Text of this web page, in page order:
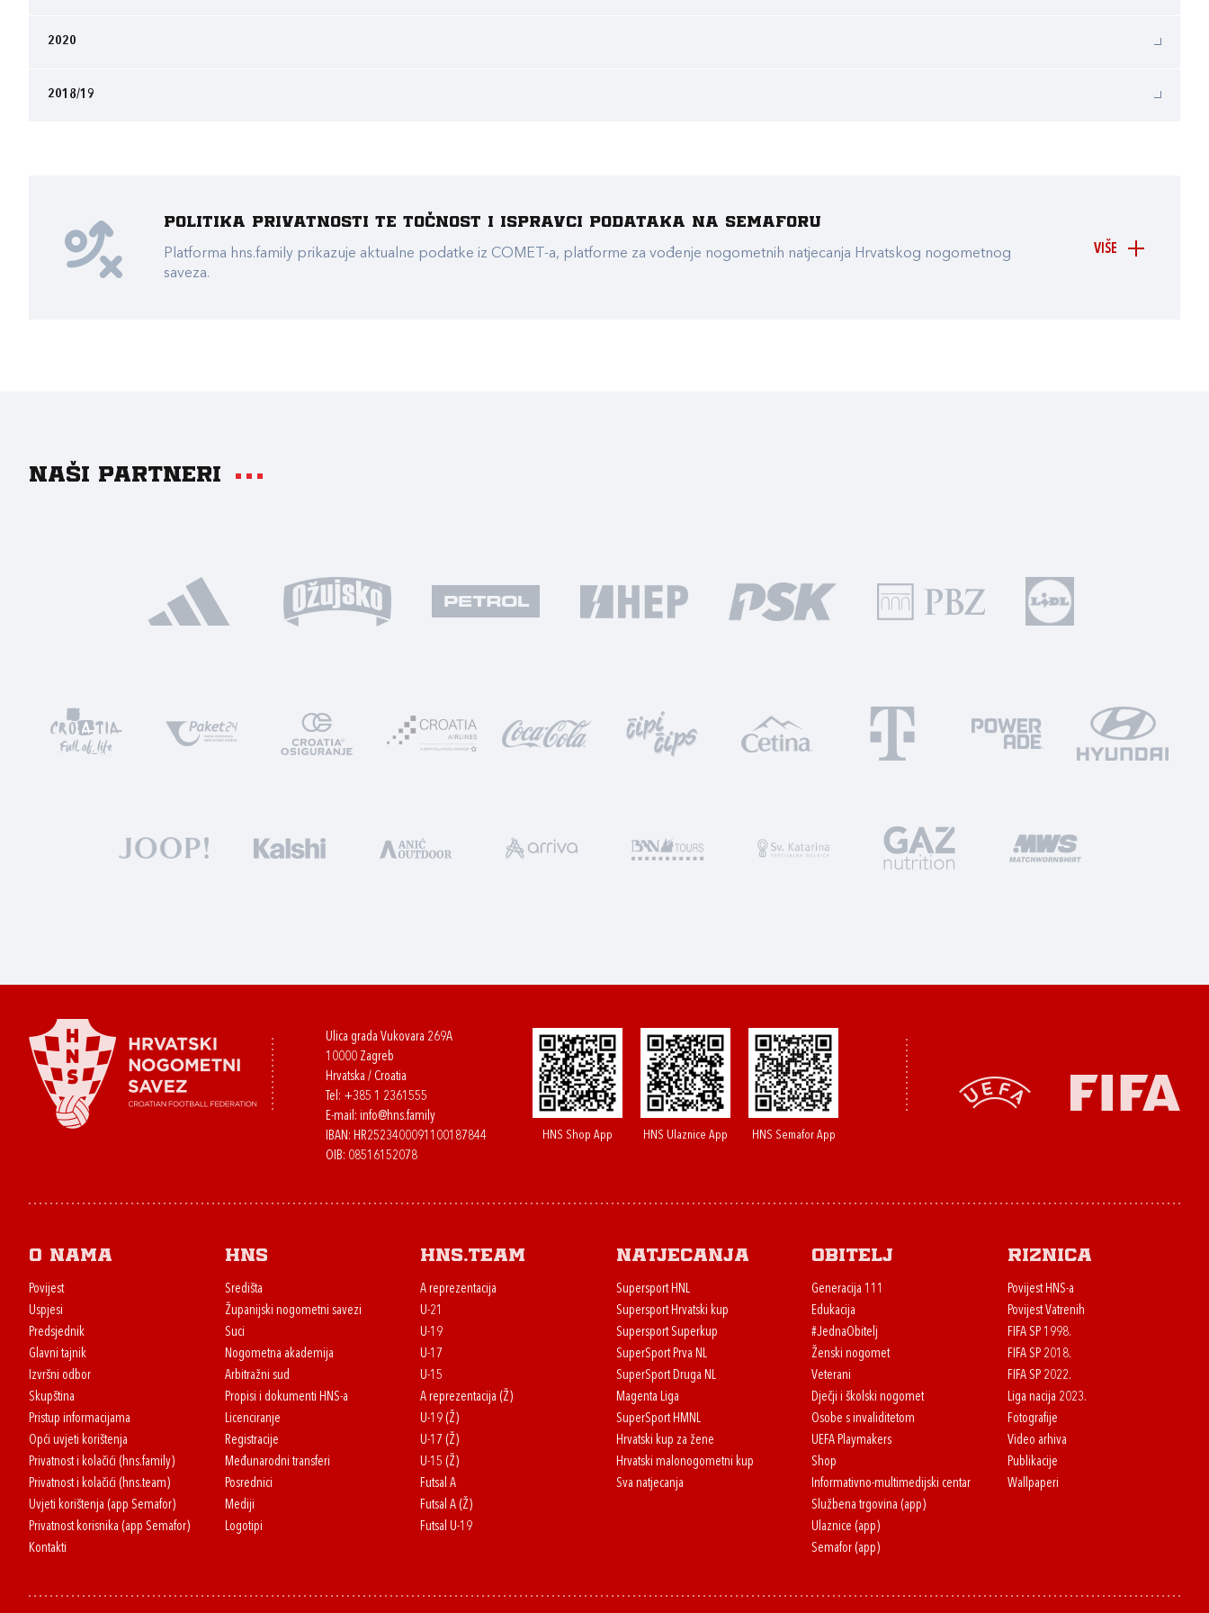
2020
2018/19
VIŠE
Politika privatnosti te točnost i ispravci podataka na Semaforu
Platforma hns.family prikazuje aktualne podatke iz COMET-a, platforme za vođenje nogometnih natjecanja Hrvatskog nogometnog
saveza.
Naši partneri
Ulica grada Vukovara 269A
10000 Zagreb
Hrvatska / Croatia
Tel: +385 1 2361555
E-mail: info@hns.family
IBAN: HR2523400091100187844
OIB: 08516152078
HNS Shop App HNS Ulaznice App HNS Semafor App
O nama
Povijest
Uspjesi
Predsjednik
Glavni tajnik
Izvršni odbor
Skupština
Pristup informacijama
Opći uvjeti korištenja
Privatnost i kolačići (hns.family)
Privatnost i kolačići (hns.team)
Uvjeti korištenja (app Semafor)
Privatnost korisnika (app Semafor)
Kontakti
HNS
Središta
Županijski nogometni savezi
Suci
Nogometna akademija
Arbitražni sud
Propisi i dokumenti HNS-a
Licenciranje
Registracije
Međunarodni transferi
Posrednici
Mediji
Logotipi
HNS.team
A reprezentacija
U-21
U-19
U-17
U-15
A reprezentacija (Ž)
U-19 (Ž)
U-17 (Ž)
U-15 (Ž)
Futsal A
Futsal A (Ž)
Futsal U-19
Natjecanja
Supersport HNL
Supersport Hrvatski kup
Supersport Superkup
SuperSport Prva NL
SuperSport Druga NL
Magenta Liga
SuperSport HMNL
Hrvatski kup za žene
Hrvatski malonogometni kup
Sva natjecanja
Obitelj
Generacija 111
Edukacija
#JednaObitelj
Ženski nogomet
Veterani
Dječji i školski nogomet
Osobe s invaliditetom
UEFA Playmakers
Shop
Informativno-multimedijski centar
Službena trgovina (app)
Ulaznice (app)
Semafor (app)
Riznica
Povijest HNS-a
Povijest Vatrenih
FIFA SP 1998.
FIFA SP 2018.
FIFA SP 2022.
Liga nacija 2023.
Fotografije
Video arhiva
Publikacije
Wallpaperi